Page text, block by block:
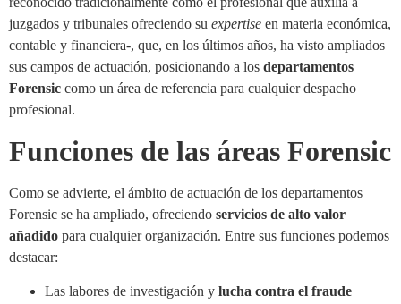
juzgados y tribunales ofreciendo su expertise en materia económica,
contable y financiera-, que, en los últimos años, ha visto ampliados
sus campos de actuación, posicionando a los departamentos
Forensic como un área de referencia para cualquier despacho
profesional.
Funciones de las áreas Forensic
Como se advierte, el ámbito de actuación de los departamentos
Forensic se ha ampliado, ofreciendo servicios de alto valor
añadido para cualquier organización. Entre sus funciones podemos
destacar:
Las labores de investigación y lucha contra el fraude